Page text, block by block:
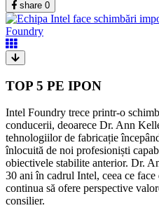
share 0
TOP 5 PE IPON
Intel Foundry trece printr-o
conducerii, deoarece Dr. Ann
tehnologiilor de fabricație
înlocuită de noi profesioniști
obiectivele stabilite anterior. Dr.
30 ani în cadrul Intel, ceea ce
continua să ofere perspective
consilier.